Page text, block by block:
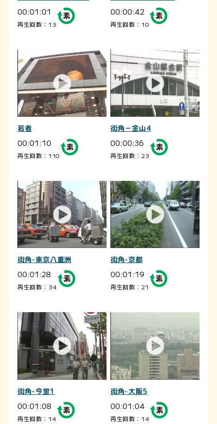
00:01:01
再生回数：13
00:00:42
再生回数：10
若者
00:01:10
再生回数：110
街角－金山4
00:00:36
再生回数：23
街角-東京八重洲
00:01:28
再生回数：34
街角-京都
00:01:19
再生回数：21
街角-今里1
00:01:08
再生回数：14
街角-大阪5
00:01:04
再生回数：14